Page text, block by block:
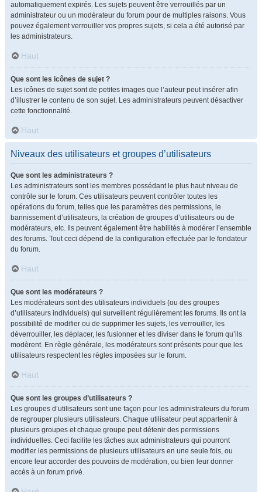
automatiquement expirés. Les sujets peuvent être verrouillés par un
administrateur ou un modérateur du forum pour de multiples raisons. Vous
pouvez également verrouiller vos propres sujets, si cela a été autorisé par
les administrateurs.
Haut
Que sont les icônes de sujet ?
Les icônes de sujet sont de petites images que l’auteur peut insérer afin
d’illustrer le contenu de son sujet. Les administrateurs peuvent désactiver
cette fonctionnalité.
Haut
Niveaux des utilisateurs et groupes d’utilisateurs
Que sont les administrateurs ?
Les administrateurs sont les membres possédant le plus haut niveau de
contrôle sur le forum. Ces utilisateurs peuvent contrôler toutes les
opérations du forum, telles que les paramètres des permissions, le
bannissement d’utilisateurs, la création de groupes d’utilisateurs ou de
modérateurs, etc. Ils peuvent également être habilités à modérer l’ensemble
des forums. Tout ceci dépend de la configuration effectuée par le fondateur
du forum.
Haut
Que sont les modérateurs ?
Les modérateurs sont des utilisateurs individuels (ou des groupes
d’utilisateurs individuels) qui surveillent régulièrement les forums. Ils ont la
possibilité de modifier ou de supprimer les sujets, les verrouiller, les
déverrouiller, les déplacer, les fusionner et les diviser dans le forum qu’ils
modèrent. En règle générale, les modérateurs sont présents pour que les
utilisateurs respectent les règles imposées sur le forum.
Haut
Que sont les groupes d’utilisateurs ?
Les groupes d’utilisateurs sont une façon pour les administrateurs du forum
de regrouper plusieurs utilisateurs. Chaque utilisateur peut appartenir à
plusieurs groupes et chaque groupe peut détenir des permissions
individuelles. Ceci facilite les tâches aux administrateurs qui pourront
modifier les permissions de plusieurs utilisateurs en une seule fois, ou
encore leur accorder des pouvoirs de modération, ou bien leur donner
accès à un forum privé.